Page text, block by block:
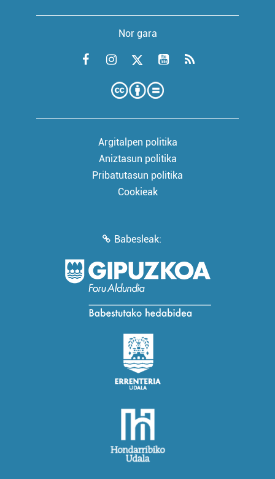
Nor gara
Argitalpen politika
Aniztasun politika
Pribatutasun politika
Cookieak
Babesleak: